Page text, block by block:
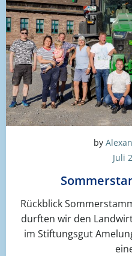
by
Juli
Rückblick
durften wir den
im Stiftungsgut